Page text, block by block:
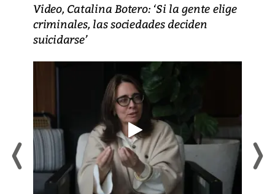
Video, Catalina Botero: ‘Si la gente elige
criminales, las sociedades deciden
suicidarse’